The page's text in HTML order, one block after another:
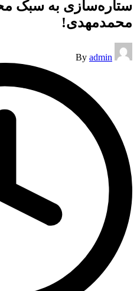
ستاره‌سازی به سبک
محمدمهدی!
Posted
by
By admin